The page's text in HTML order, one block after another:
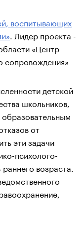
воспитывающих
. Лидер проекта -
«Центр
сопровождения»
детской
школьников,
от
эти задачи
психолого-
возраста.